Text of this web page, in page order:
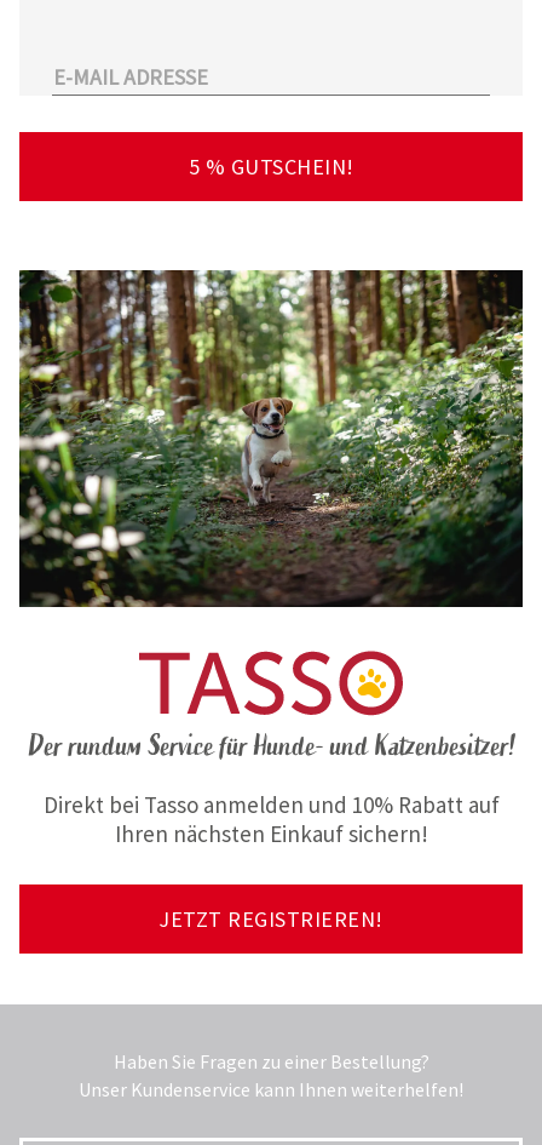
großen Anzahl an Partnertierärzten
finden – deutschlandweit!
5 % GUTSCHEIN!
Der rundum Service für Hunde- und Katzenbesitzer!
Direkt bei Tasso anmelden und 10% Rabatt auf
Ihren nächsten Einkauf sichern!
JETZT REGISTRIEREN!
Haben Sie Fragen zu einer Bestellung?
Unser Kundenservice kann Ihnen weiterhelfen!